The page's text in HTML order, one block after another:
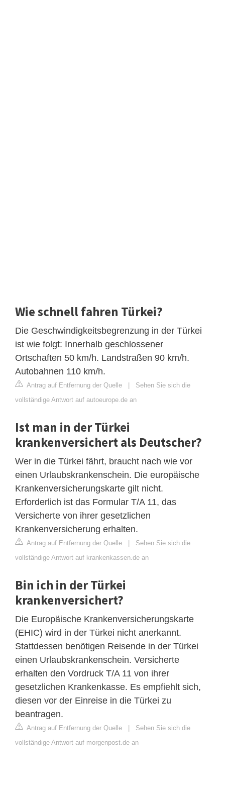
Wie schnell fahren Türkei?
Die Geschwindigkeitsbegrenzung in der Türkei
ist wie folgt: Innerhalb geschlossener
Ortschaften 50 km/h. Landstraßen 90 km/h.
Autobahnen 110 km/h.
Antrag auf Entfernung der Quelle | Sehen Sie sich die
vollständige Antwort auf autoeurope.de an
Ist man in der Türkei
krankenversichert als Deutscher?
Wer in die Türkei fährt, braucht nach wie vor
einen Urlaubskrankenschein. Die europäische
Krankenversicherungskarte gilt nicht.
Erforderlich ist das Formular T/A 11, das
Versicherte von ihrer gesetzlichen
Krankenversicherung erhalten.
Antrag auf Entfernung der Quelle | Sehen Sie sich die
vollständige Antwort auf krankenkassen.de an
Bin ich in der Türkei
krankenversichert?
Die Europäische Krankenversicherungskarte
(EHIC) wird in der Türkei nicht anerkannt.
Stattdessen benötigen Reisende in der Türkei
einen Urlaubskrankenschein. Versicherte
erhalten den Vordruck T/A 11 von ihrer
gesetzlichen Krankenkasse. Es empfiehlt sich,
diesen vor der Einreise in die Türkei zu
beantragen.
Antrag auf Entfernung der Quelle | Sehen Sie sich die
vollständige Antwort auf morgenpost.de an